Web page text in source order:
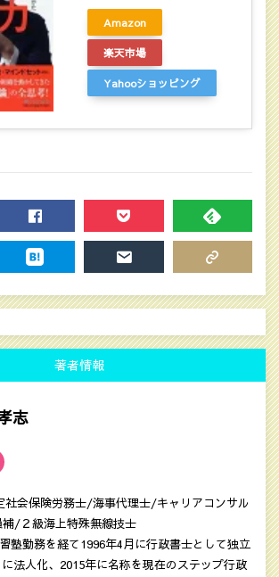
Amazon
楽天市場
Yahooショッピング
POCKET FEEDLY
著者情報
志
会保険労務士/海事代理士/キャリアコンサル
/２級海上特殊無線技士
塾勤務を経て1996年4月に行政書士として独立
法人化、2015年に名称を現在のステップ行政